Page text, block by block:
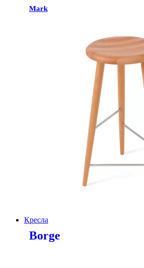
Mark
Кресла
Borge